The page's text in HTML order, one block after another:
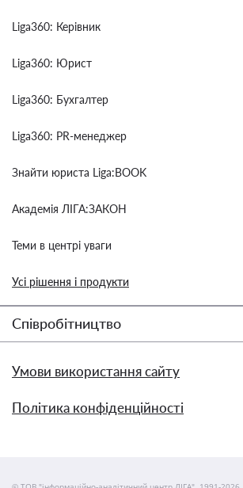
Liga360: Керівник
Liga360: Юрист
Liga360: Бухгалтер
Liga360: PR-менеджер
Знайти юриста Liga:BOOK
Академія ЛІГА:ЗАКОН
Теми в центрі уваги
Усі рішення і продукти
Співробітництво
Умови використання сайту
Політика конфіденційності